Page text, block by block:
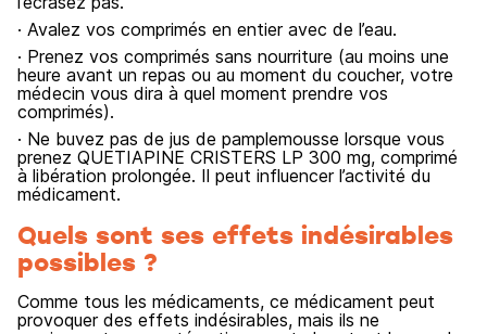
· Avalez vos comprimés en entier avec de l’eau.
· Prenez vos comprimés sans nourriture (au moins une
heure avant un repas ou au moment du coucher, votre
médecin vous dira à quel moment prendre vos
comprimés).
· Ne buvez pas de jus de pamplemousse lorsque vous
prenez QUETIAPINE CRISTERS LP 300 mg, comprimé
à libération prolongée. Il peut influencer l’activité du
médicament.
Quels sont ses effets indésirables
possibles ?
Comme tous les médicaments, ce médicament peut
provoquer des effets indésirables, mais ils ne